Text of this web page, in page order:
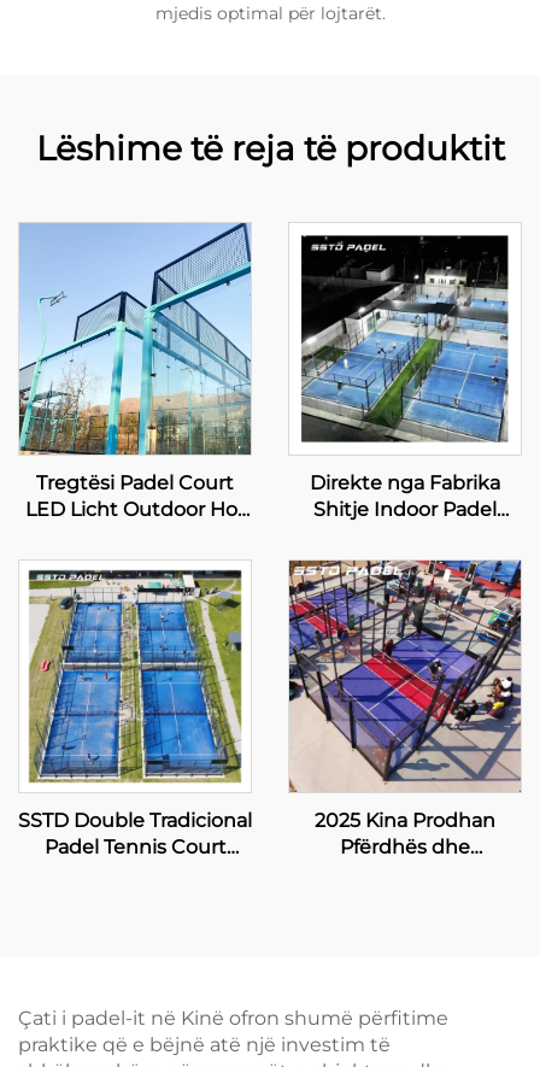
mjedis optimal për lojtarët.
Lëshime të reja të produktit
Tregtësi Padel Court
LED Licht Outdoor Hot
Full View Panoramik
Paddle Court 001-1
Direkte nga Fabrika
Shitje Indoor Padel
Shumë të Shitura
Tregtësi Panoramik
Paddle Court 001-3
SSTD Double Tradicional
Padel Tennis Court
2025 Kina Prodhan
Pfërdhës dhe
Çati i padel-it në Kinë ofron shumë përfitime
praktike që e bëjnë atë një investim të